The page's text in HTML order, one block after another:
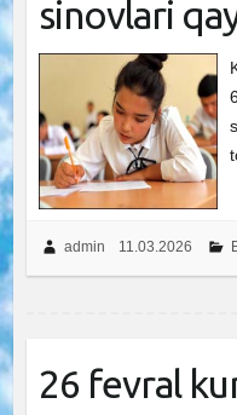
sinovlari
admin 11.03.2026
26 fevral